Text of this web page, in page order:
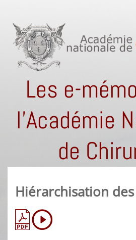
Les e-
l'Académie
de
Hiérarchisation